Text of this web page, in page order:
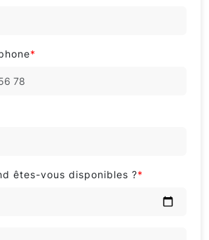
*
êtes-vous disponibles ?*